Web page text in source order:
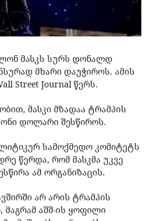
მასკს სურს დონალდ
მხარი დაუჭიროს. ამის
Street Journal წერს.
მასკი მზადაა ტრამპის
დოლარი შესწიროს.
სამოქმედო კომიტეტს
წერდა, რომ მასკმა უკვე
ამ ორგანიზაცის.
არ არის ტრამპის
მაგრამ აშშ-ის ყოფილი